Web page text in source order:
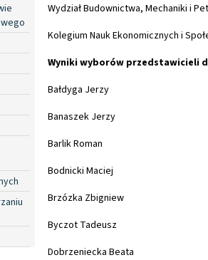
Wydział Budownictwa, Mechaniki i
Kolegium Nauk Ekonomicznych i
Wyniki wyborów przedstawicieli
Bałdyga Jerzy
Banaszek Jerzy
Barlik Roman
Bodnicki Maciej
Brzózka Zbigniew
Byczot Tadeusz
Dobrzeniecka Beata